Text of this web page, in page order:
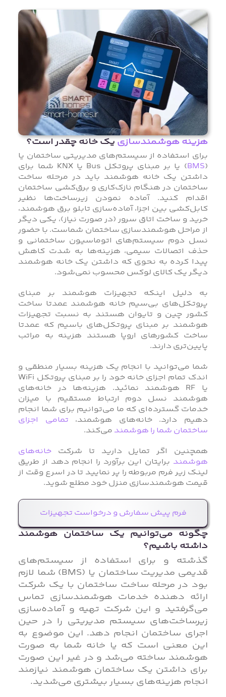
هزینه هوشمندسازییک خانه چقدر است؟
برای استفاده از سیستم‌های مدیریتی ساختمان یا
(
BMS
) یا بر مبنای پروتکل Bus یا KNX شما برای
داشتن یک خانه هوشمند باید در مرحله ساخت
ساختمان در هنگام نازک‌کاری و برق‌کشی ساختمان
اقدام کنید. آماده نمودن زیرساخت‌ها نظیر
کابل‌کشی بین اجزا، آماده‌سازی تابلو برق هوشمند،
خرید و ساخت اتاق سرور (در صورت نیاز)، یکی دیگر
از مراحل هوشمندسازی ساختمان شماست. با حضور
نسل دوم سیستم‌های اتوماسیون ساختمانی و
حذف اتصالات سیمی، هزینه‌ها به شدت کاهش
پیدا کرده به نحوی که داشتن یک خانه هوشمند
دیگر یک کالای لوکس محسوب نمی‌شود.
به دلیل اینکه تجهیزات هوشمند بر مبنای
پروتکل‌های بی‌سیم خانه هوشمند عمدتا ساخت
کشور چین و تایوان هستند به نسبت تجهیزات
هوشمند بر مبنای پروتکل‌های باسیم که عمدتا
ساخت کشورهای اروپا هستند هزینه به مراتب
پایین‌تری دارند.
شما می‌توانید با انجام یک هزینه بسیار منطقی و
اندک تمام اجزای خانه خود را بر مبنای پروتکل WiFi
یا RF هوشمند نمائید. هزینه‌ها در خانه‌های
هوشمند نسل دوم ارتباط مستقیم با میزان
خدمات گسترده‌ای که ما می‌توانیم برای شما انجام
دهیم دارد. خانه‌های هوشمند، تمامی اجزای
ساختمان شما را هوشمند می‌کند.
همچنین اگر تمایل دارید تا شرکت خانه‌های
هوشمند برایتان این برآورد را انجام دهد از طریق
لینک زیر فرم مربوطه را پر نمایید تا در اسرع وقت از
قیمت هوشمندسازی منزل خود مطلع شوید.
فرم پیش سفارش و درخواست تجهیزات
چگونه می‌توانیم یک ساختمان هوشمند
داشته باشیم؟
گذشته و برای استفاده از سیستم‌های
قدیمی مدیریت ساختمان یا (BMS) شما لازم
بود در مرحله ساخت ساختمان با یک شرکت
ارائه دهنده خدمات هوشمندسازی تماس
می‌گرفتید و این شرکت تهیه و آماده‌سازی
زیرساخت‌های سیستم مدیریتی را در حین
اجرای ساختمان انجام دهد. این موضوع به
این معنی است که یا خانه شما به صورت
هوشمند ساخته می‌شد و در غیر این صورت
برای داشتن یک ساختمان هوشمند نیازمند
انجام هزینه‌های بسیار بیشتری می‌شدید.